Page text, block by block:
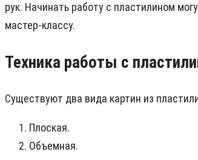
рук. Начинать работу с пластилином
мастер-классу.
Техника работы с
Существуют два вида картин из
Плоская.
Объемная.